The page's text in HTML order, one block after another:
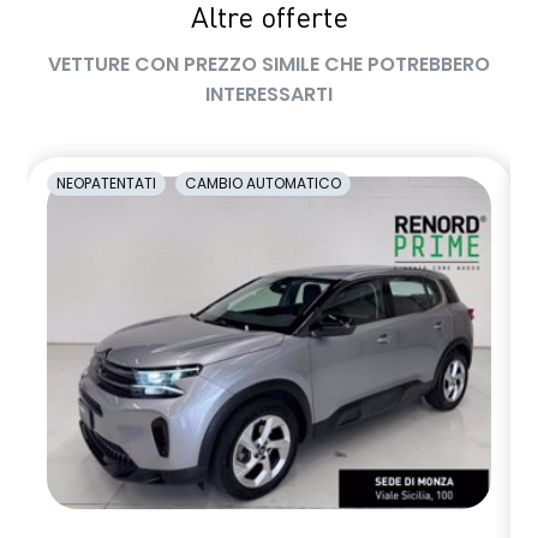
Altre offerte
VETTURE CON PREZZO SIMILE CHE POTREBBERO
INTERESSARTI
NEOPATENTATI CAMBIO AUTOMATICO